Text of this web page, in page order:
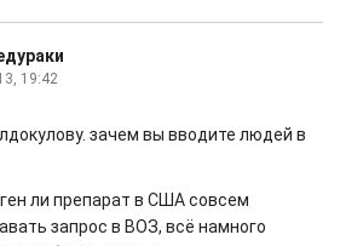
19:42
зачем вы вводите людей в
ли препарат в США совсем
запрос в ВОЗ, всё намного